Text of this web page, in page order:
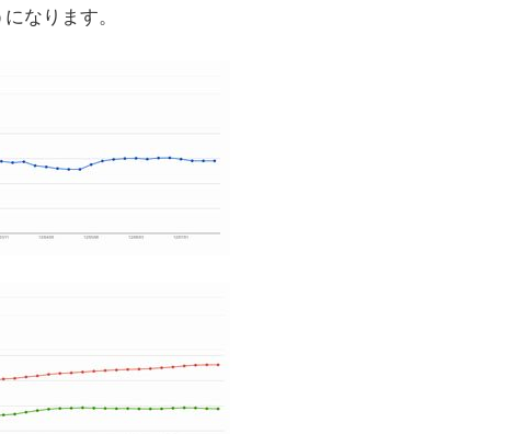
なります。